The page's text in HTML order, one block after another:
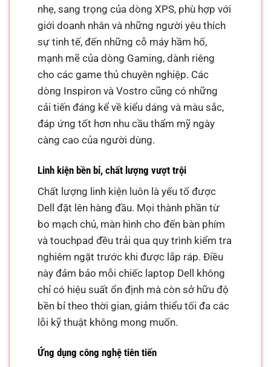
nhẹ, sang trọng của dòng XPS, phù hợp với
giới doanh nhân và những người yêu thích
sự tinh tế, đến những cỗ máy hầm hố,
mạnh mẽ của dòng Gaming, dành riêng
cho các game thủ chuyên nghiệp. Các
dòng Inspiron và Vostro cũng có những
cải tiến đáng kể về kiểu dáng và màu sắc,
đáp ứng tốt hơn nhu cầu thẩm mỹ ngày
càng cao của người dùng.
Linh kiện bền bỉ, chất lượng vượt trội
Chất lượng linh kiện luôn là yếu tố được
Dell đặt lên hàng đầu. Mọi thành phần từ
bo mạch chủ, màn hình cho đến bàn phím
và touchpad đều trải qua quy trình kiểm tra
nghiêm ngặt trước khi được lắp ráp. Điều
này đảm bảo mỗi chiếc laptop Dell không
chỉ có hiệu suất ổn định mà còn sở hữu độ
bền bỉ theo thời gian, giảm thiểu tối đa các
lỗi kỹ thuật không mong muốn.
Ứng dụng công nghệ tiên tiến